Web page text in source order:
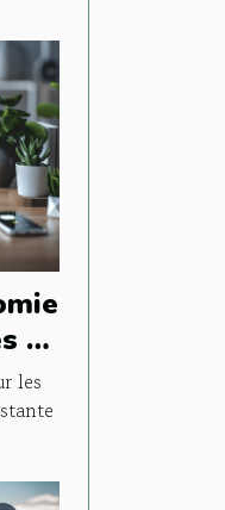
et
les